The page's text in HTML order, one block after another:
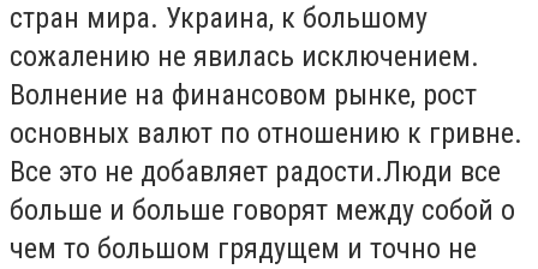
стран мира. Украина, к большому
сожалению не явилась исключением.
Волнение на финансовом рынке, рост
основных валют по отношению к гривне.
Все это не добавляет радости.Люди все
больше и больше говорят между собой о
чем то большом грядущем и точно не